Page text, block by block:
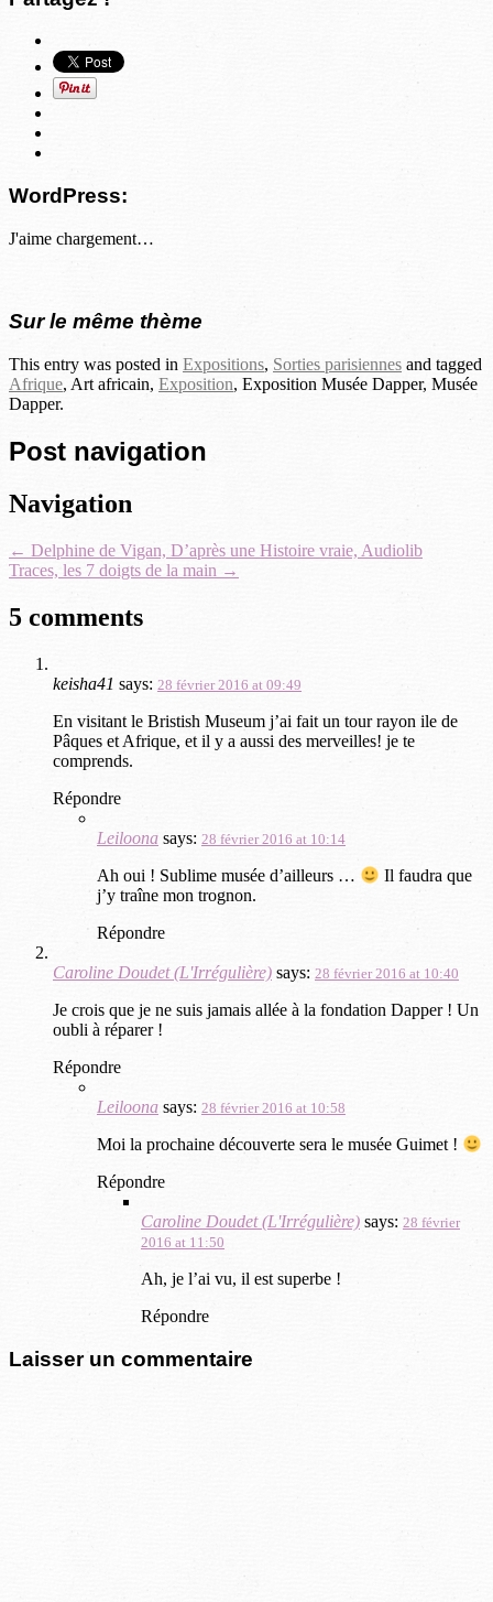
WordPress:
J'aime chargement…
Sur le même thème
This entry was posted in Expositions, Sorties parisiennes and tagged
Afrique, Art africain, Exposition, Exposition Musée Dapper, Musée
Dapper.
Post navigation
Navigation
← Delphine de Vigan, D’après une Histoire vraie, Audiolib
Traces, les 7 doigts de la main →
5 comments
keisha41 says: 28 février 2016 at 09:49
En visitant le Bristish Museum j’ai fait un tour rayon ile de
Pâques et Afrique, et il y a aussi des merveilles! je te
comprends.
Répondre
Leiloona says: 28 février 2016 at 10:14
Ah oui ! Sublime musée d’ailleurs …
Il faudra que
j’y traîne mon trognon.
Répondre
Caroline Doudet (L'Irrégulière) says: 28 février 2016 at 10:40
Je crois que je ne suis jamais allée à la fondation Dapper ! Un
oubli à réparer !
Répondre
Leiloona says: 28 février 2016 at 10:58
Moi la prochaine découverte sera le musée Guimet !
Répondre
Caroline Doudet (L'Irrégulière) says: 28 février
2016 at 11:50
Ah, je l’ai vu, il est superbe !
Répondre
Laisser un commentaire